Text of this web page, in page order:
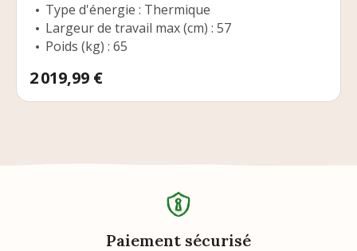
Type d'énergie : Thermique
Largeur de travail max (cm) : 57
Poids (kg) : 65
Prix
2 019,99 €
Paiement sécurisé